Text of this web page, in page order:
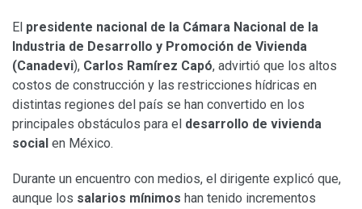
El presidente nacional de la Cámara Nacional de la
Industria de Desarrollo y Promoción de Vivienda
(Canadevi), Carlos Ramírez Capó, advirtió que los altos
costos de construcción y las restricciones hídricas en
distintas regiones del país se han convertido en los
principales obstáculos para el desarrollo de vivienda
social en México.
Durante un encuentro con medios, el dirigente explicó que,
aunque los salarios mínimos han tenido incrementos